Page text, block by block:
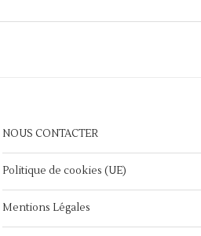
NOUS CONTACTER
Politique de cookies (UE)
Mentions Légales